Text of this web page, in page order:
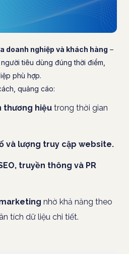
doanh nghiệp và khách hàng –
tiêu dùng đúng thời điểm,
phù hợp.
quảng cáo:
thương hiệu trong thời gian
và lượng truy cập website.
truyền thông và PR
nhờ khả năng theo
tích dữ liệu chi tiết.